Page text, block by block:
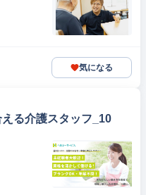
気になる
る介護スタッフ_10